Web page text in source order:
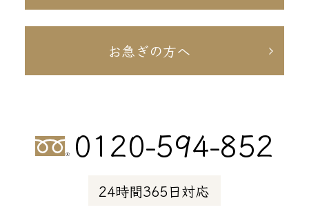
お急ぎの方へ
0120-594-852
24時間365日対応